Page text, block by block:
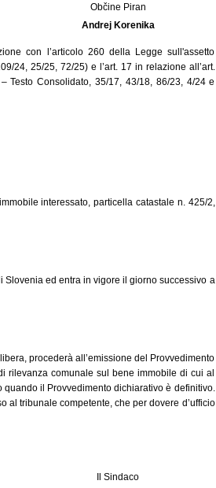
Občine Piran
Andrej Korenika
con l’articolo 260 della Legge sull'assetto
24, 25/25, 72/25) e l’art. 17 in relazione all’art.
Testo Consolidato, 35/17, 43/18, 86/23, 4/24 e
interessato, particella catastale n. 425/2,
ed entra in vigore il giorno successivo a
procederà all’emissione del Provvedimento
rilevanza comunale sul bene immobile di cui al
il Provvedimento dichiarativo è definitivo.
al tribunale competente, che per dovere d’ufficio
Il Sindaco